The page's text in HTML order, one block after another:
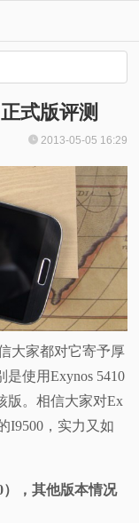
式版评测
2013-05-05 16:29
大家都对它寄予厚
是使用Exynos 5410
版。相信大家对Ex
I9500，实力又如
），其他版本情况